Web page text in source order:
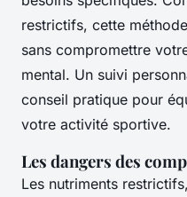
restrictifs, cette
sans compromettre
mental. Un suivi
conseil pratique pour
votre activité sportive.
Les dangers des
Les nutriments